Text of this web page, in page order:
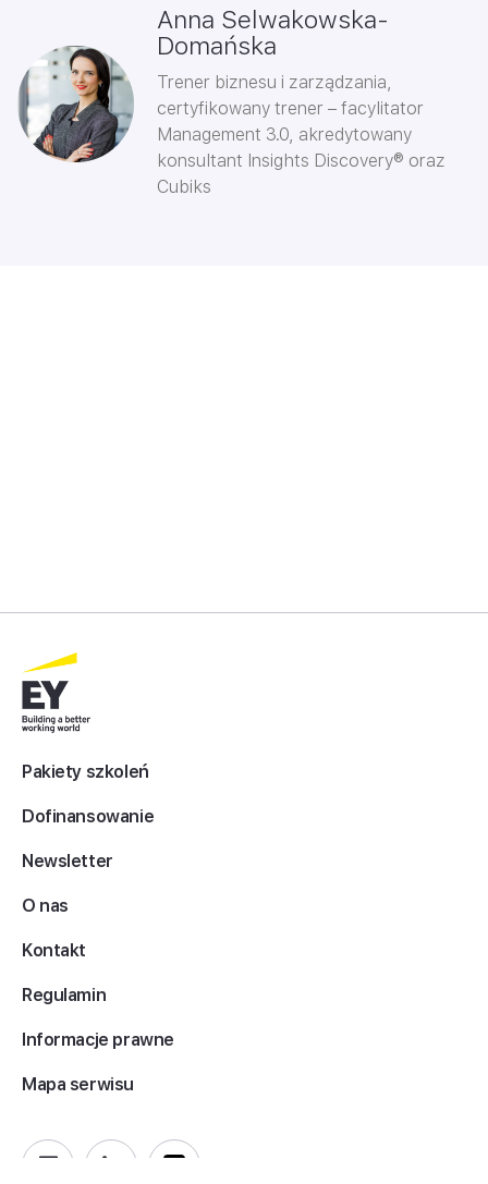
Anna Selwakowska-
Domańska
Trener biznesu i zarządzania,
certyfikowany trener – facylitator
Management 3.0, akredytowany
konsultant Insights Discovery® oraz
Cubiks
Pakiety szkoleń
Dofinansowanie
Newsletter
O nas
Kontakt
Regulamin
Informacje prawne
Mapa serwisu